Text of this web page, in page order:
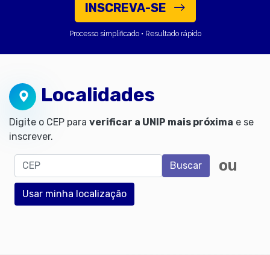
INSCREVA-SE
Processo simplificado • Resultado rápido
Localidades
Digite o CEP para verificar a UNIP mais próxima e se
inscrever.
CEP Buscar ou
Usar minha localização